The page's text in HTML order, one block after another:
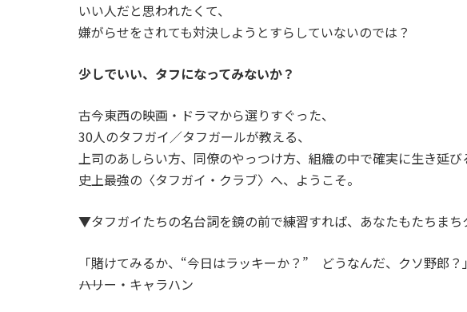
いい人だと思われたくて、
嫌がらせをされても対決しようとすらしていないのでは？
少しでいい、タフになってみないか？
古今東西の映画・ドラマから選りすぐった、
30人のタフガイ／タフガールが教える、
上司のあしらい方、同僚のやっつけ方、組織の中で確実に生き延び
史上最強の〈タフガイ・クラブ〉へ、ようこそ。
▼タフガイたちの名台詞を鏡の前で練習すれば、あなたもたちまち
「賭けてみるか、“今日はラッキーか？” どうなんだ、クソ野郎？」
――ハリー・キャラハン